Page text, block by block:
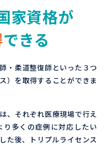
家資格が
できる
・柔道整復師といった３つ
）を取得することができま
、それぞれ医療現場で行え
多くの症例に対応したい
た後、トリプルライセンス